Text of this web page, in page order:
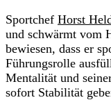
Sportchef Horst
und schwärmt vom
bewiesen, dass er
Führungsrolle
Mentalität und
sofort Stabilität